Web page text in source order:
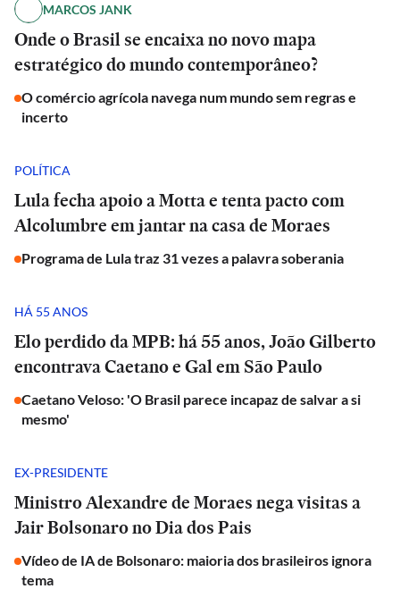
MARCOS JANK
Onde o Brasil se encaixa no novo mapa
estratégico do mundo contemporâneo?
O comércio agrícola navega num mundo sem regras e
incerto
POLÍTICA
Lula fecha apoio a Motta e tenta pacto com
Alcolumbre em jantar na casa de Moraes
Programa de Lula traz 31 vezes a palavra soberania
HÁ 55 ANOS
Elo perdido da MPB: há 55 anos, João Gilberto
encontrava Caetano e Gal em São Paulo
Caetano Veloso: 'O Brasil parece incapaz de salvar a si
mesmo'
EX-PRESIDENTE
Ministro Alexandre de Moraes nega visitas a
Jair Bolsonaro no Dia dos Pais
Vídeo de IA de Bolsonaro: maioria dos brasileiros ignora
tema